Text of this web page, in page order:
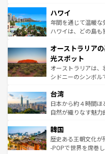
着のスイス情報は
のような巨大都市は
ンメントが詰まっ
西部には大自然が
部のニューオーリン
文化が魅力。旅行者
しみながら、その多
るだろう。車でのロ
情報は
ハワイ
年間を通じて温暖
ハワイは、どの島
ワイ島は見逃せない
島だが、静かな自然
おすすめ。エメラル
文化や歴史が息づ
人々、おいしいロー
ク、伝統的なフラ
っている。訪れるた
はコンテンツ一覧
オーストラリア
光スポット
オーストラリアは、
シドニーのシンボ
リアリーフや大陸中
ク）、タスマニア
ど、見どころがた
いる。アクティビテ
ビング、ハイキング
い。オーストラリ
台湾
日本から約４時間
自然が織りなす魅
ン）、静ひつな山岳
と山間の静けさが
驚きをもたらしてく
韓国
歴史ある王朝文化
-POPで世界を席巻